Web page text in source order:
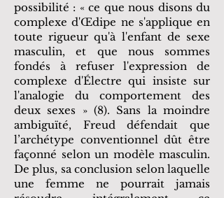
possibilité : « ce que nous disons du
complexe d'Œdipe ne s'applique en
toute rigueur qu'à l'enfant de sexe
masculin, et que nous sommes
fondés à refuser l'expression de
complexe d'Électre qui insiste sur
l'analogie du comportement des
deux sexes » (8). Sans la moindre
ambiguïté, Freud défendait que
l’archétype conventionnel dût être
façonné selon un modèle masculin.
De plus, sa conclusion selon laquelle
une femme ne pourrait jamais